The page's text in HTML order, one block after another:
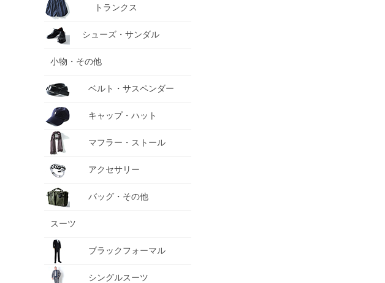
トランクス
シューズ・サンダル
小物・その他
ベルト・サスペンダー
キャップ・ハット
マフラー・ストール
アクセサリー
バッグ・その他
スーツ
ブラックフォーマル
シングルスーツ